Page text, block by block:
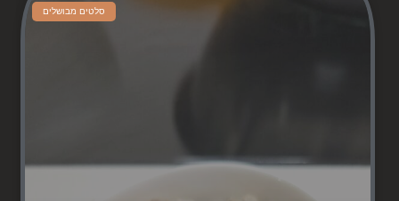
סלטים מבושלים